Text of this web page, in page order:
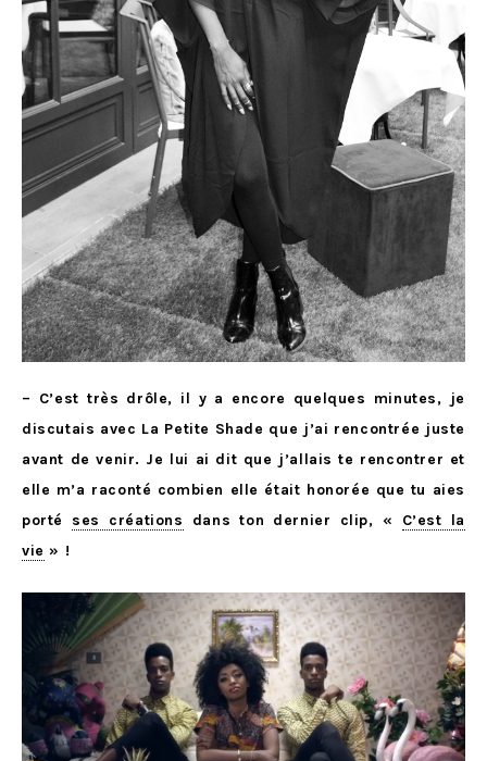
– C’est très drôle, il y a encore quelques minutes, je
discutais avec La Petite Shade que j’ai rencontrée juste
avant de venir. Je lui ai dit que j’allais te rencontrer et
elle m’a raconté combien elle était honorée que tu aies
porté ses créations dans ton dernier clip, « C’est la
vie » !